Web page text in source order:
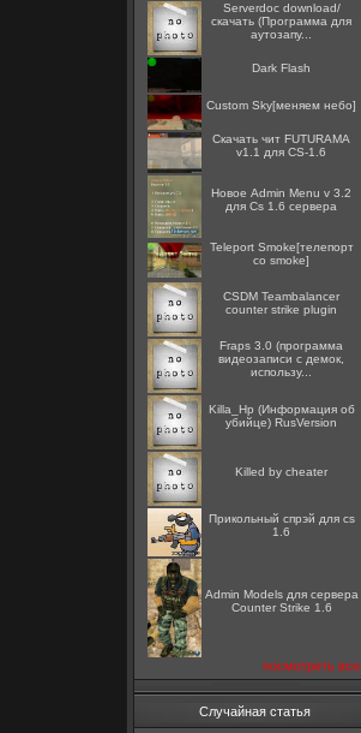
Serverdoc download/
скачать (Программа для
аутозапу...
Dark Flash
Custom Sky[меняем небо]
Скачать чит FUTURAMA
v1.1 для CS-1.6
Новое Admin Menu v 3.2
для Cs 1.6 сервера
Teleport Smoke[телепорт
со smoke]
CSDM Teambalancer
counter strike plugin
Fraps 3.0 (программа
видеозаписи с демок,
использу...
Killa_Hp (Информация об
убийце) RusVersion
Killed by cheater
Прикольный спрэй для cs
1.6
Admin Models для сервера
Counter Strike 1.6
посмотреть все
Случайная статья